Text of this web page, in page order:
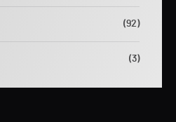
(92)
(3)